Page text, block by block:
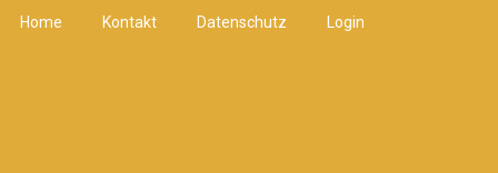
Home Kontakt Datenschutz Login